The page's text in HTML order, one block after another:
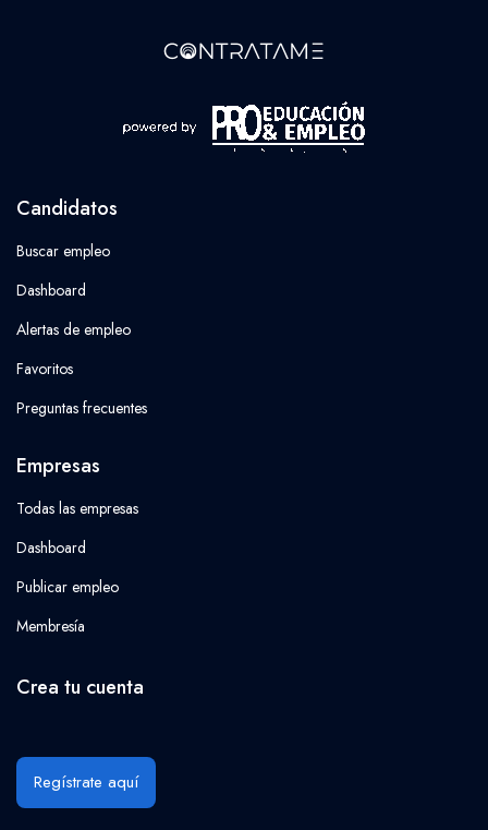
Candidatos
Buscar empleo
Dashboard
Alertas de empleo
Favoritos
Preguntas frecuentes
Empresas
Todas las empresas
Dashboard
Publicar empleo
Membresía
Crea tu cuenta
Regístrate aquí